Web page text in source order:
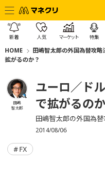
新着 人気 マーケット 特集
HOME 田嶋智太郎の外国為替攻略
拡がるのか？
田嶋
智太郎
ユーロ／ド
で拡がるの
田嶋智太郎の外国為
2014/08/06
FX